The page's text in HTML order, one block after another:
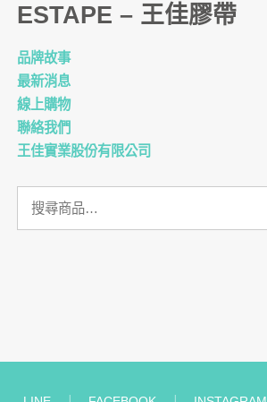
ESTAPE – 王佳膠帶
品牌故事
最新消息
線上購物
聯絡我們
王佳實業股份有限公司